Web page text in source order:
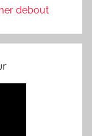
debout